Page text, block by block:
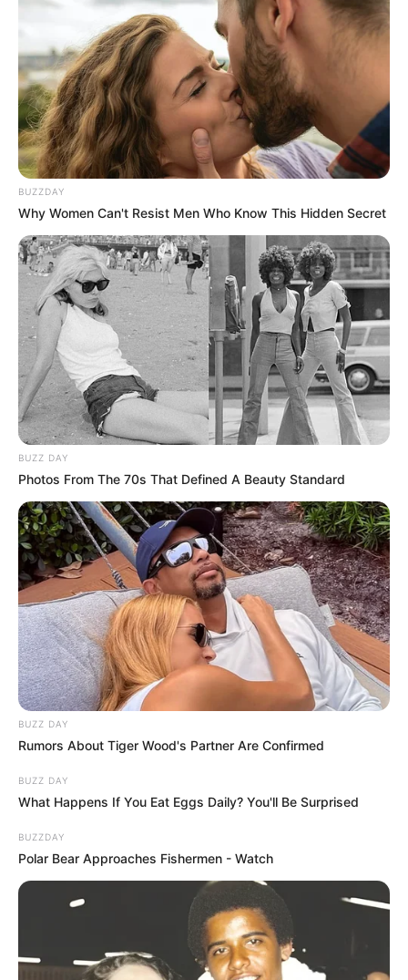
BUZZDAY
Why Women Can't Resist Men Who Know This Hidden Secret
BUZZ DAY
Photos From The 70s That Defined A Beauty Standard
BUZZ DAY
Rumors About Tiger Wood's Partner Are Confirmed
BUZZ DAY
What Happens If You Eat Eggs Daily? You'll Be Surprised
BUZZDAY
Polar Bear Approaches Fishermen - Watch